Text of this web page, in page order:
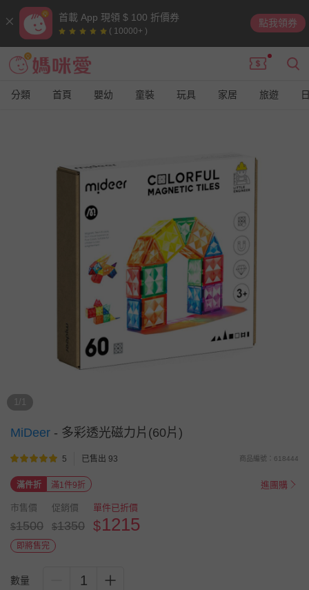
首載 App 現領 $ 100 折價券
( 10000+ )
點我領券
分類 首頁 嬰幼 童裝 玩具 家居 旅遊
1/1
MiDeer - 多彩透光磁力片(60片)
5 已售出 93 商品編號：618444
滿件折 滿1件9折 進團購
市售價
$1500
促銷價
$1350
單件已折價
$1215
即將售完
數量 1